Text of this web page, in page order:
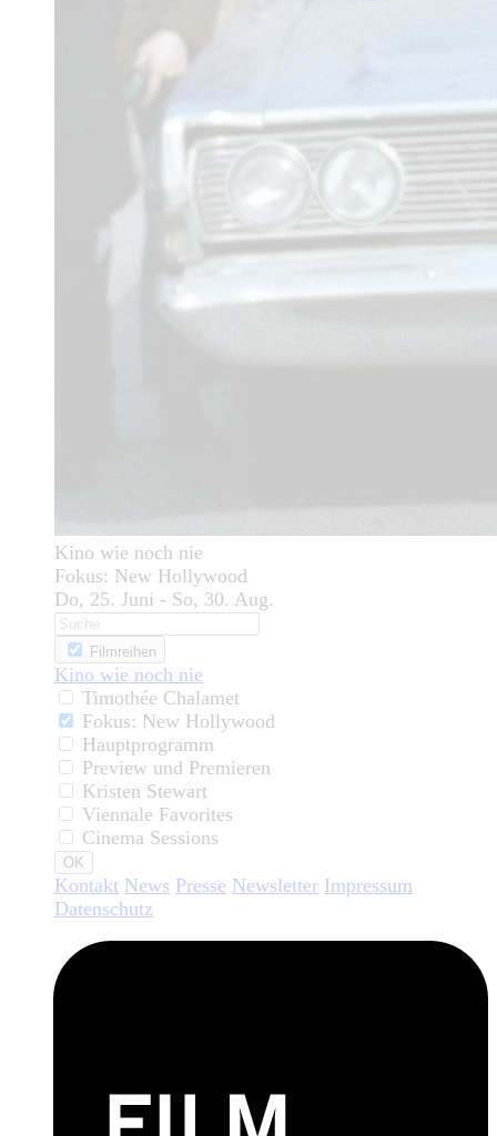
Kino wie noch nie
Fokus: New Hollywood
Do, 25. Juni - So, 30. Aug.
Filmreihen
Kino wie noch nie
Timothée Chalamet
Fokus: New Hollywood
Hauptprogramm
Preview und Premieren
Kristen Stewart
Viennale Favorites
Cinema Sessions
OK
Kontakt News Presse Newsletter Impressum
Datenschutz